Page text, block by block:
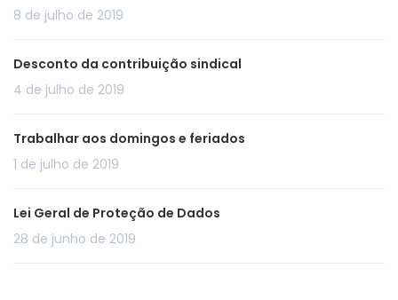
8 de julho de 2019
Desconto da contribuição sindical
4 de julho de 2019
Trabalhar aos domingos e feriados
1 de julho de 2019
Lei Geral de Proteção de Dados
28 de junho de 2019